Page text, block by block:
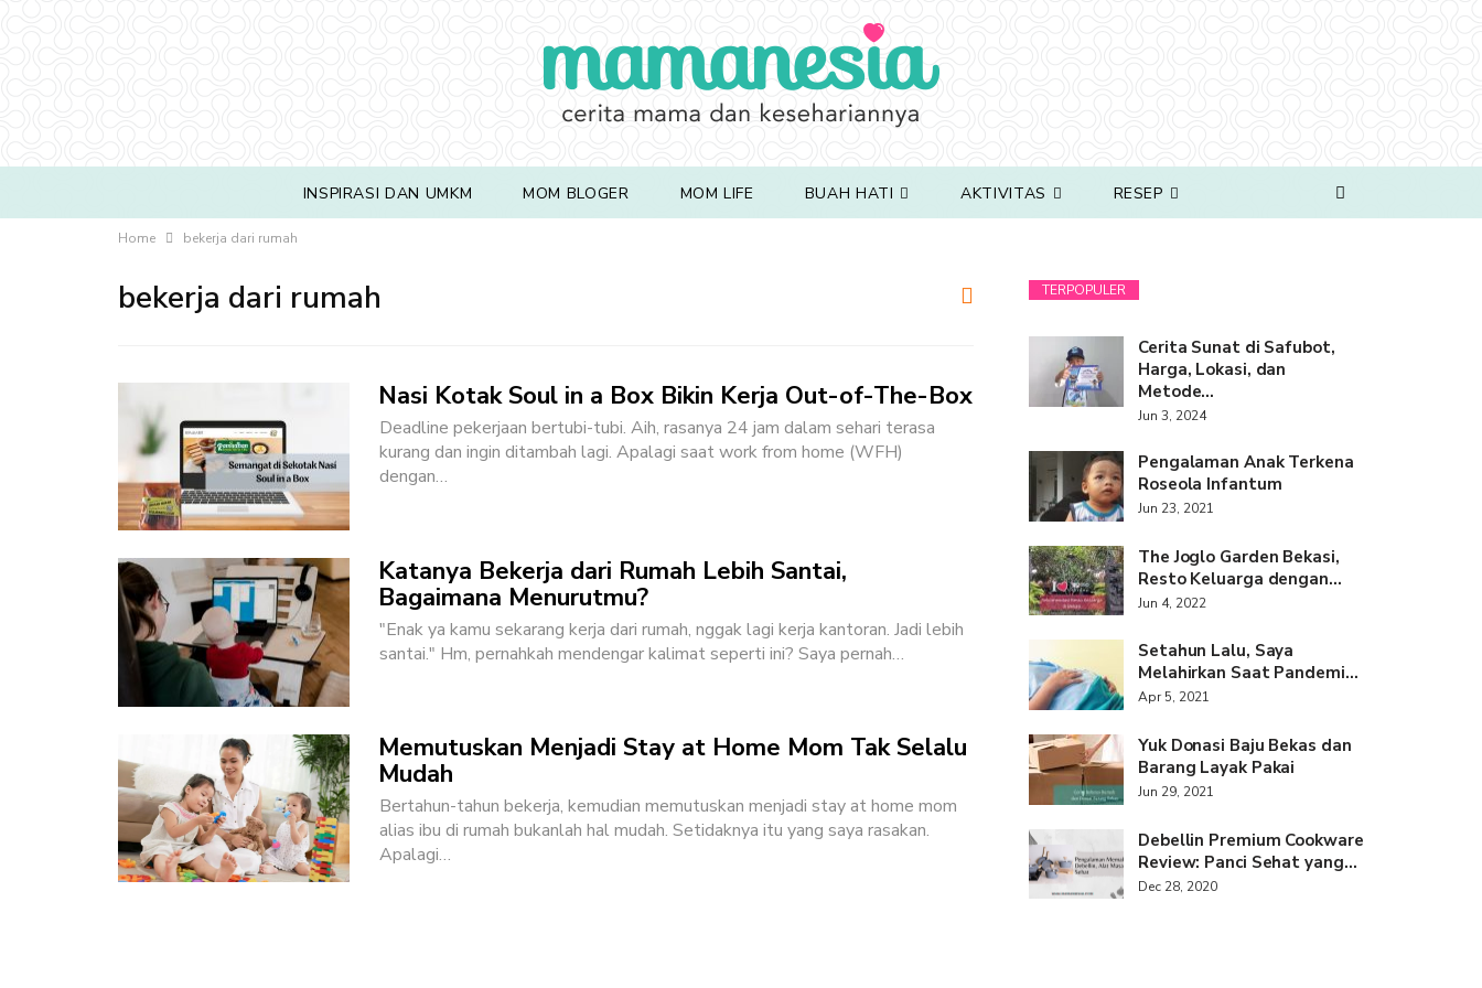
INSPIRASI DAN UMKM MOM BLOGER MOM LIFE BUAH HATI AKTIVITAS RESEP
Home bekerja dari rumah
bekerja dari rumah
Nasi Kotak Soul in a Box Bikin Kerja Out-of-The-Box
Deadline pekerjaan bertubi-tubi. Aih, rasanya 24 jam dalam sehari terasa
kurang dan ingin ditambah lagi. Apalagi saat work from home (WFH)
dengan…
Katanya Bekerja dari Rumah Lebih Santai,
Bagaimana Menurutmu?
"Enak ya kamu sekarang kerja dari rumah, nggak lagi kerja kantoran. Jadi lebih
santai." Hm, pernahkah mendengar kalimat seperti ini? Saya pernah…
Memutuskan Menjadi Stay at Home Mom Tak Selalu
Mudah
Bertahun-tahun bekerja, kemudian memutuskan menjadi stay at home mom
alias ibu di rumah bukanlah hal mudah. Setidaknya itu yang saya rasakan.
Apalagi…
TERPOPULER
Cerita Sunat di Safubot,
Harga, Lokasi, dan
Metode…
Jun 3, 2024
Pengalaman Anak Terkena
Roseola Infantum
Jun 23, 2021
The Joglo Garden Bekasi,
Resto Keluarga dengan…
Jun 4, 2022
Setahun Lalu, Saya
Melahirkan Saat Pandemi…
Apr 5, 2021
Yuk Donasi Baju Bekas dan
Barang Layak Pakai
Jun 29, 2021
Debellin Premium Cookware
Review: Panci Sehat yang…
Dec 28, 2020